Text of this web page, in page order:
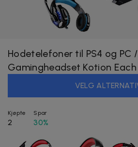
Hodetelefoner til PS4 og PC /
Gamingheadset Kotion
VELG
Kjøpte
2
Spar
30%